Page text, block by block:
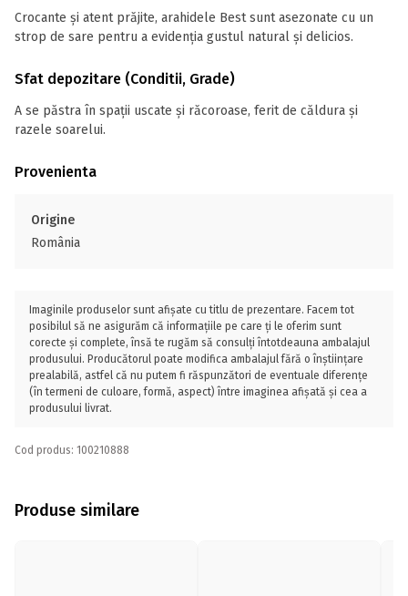
Crocante și atent prăjite, arahidele Best sunt asezonate cu un
strop de sare pentru a evidenția gustul natural și delicios.
Sfat depozitare (Conditii, Grade)
A se păstra în spații uscate și răcoroase, ferit de căldura și
razele soarelui.
Provenienta
Origine
România
Imaginile produselor sunt afișate cu titlu de prezentare. Facem tot
posibilul să ne asigurăm că informațiile pe care ți le oferim sunt
corecte și complete, însă te rugăm să consulți întotdeauna ambalajul
produsului. Producătorul poate modifica ambalajul fără o înștiințare
prealabilă, astfel că nu putem fi răspunzători de eventuale diferențe
(în termeni de culoare, formă, aspect) între imaginea afișată și cea a
produsului livrat.
Cod produs: 100210888
Produse similare